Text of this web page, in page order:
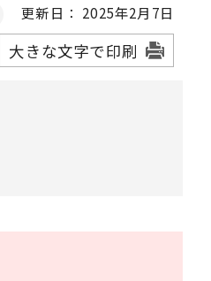
更新日： 2025年2月7日
大きな文字で印刷